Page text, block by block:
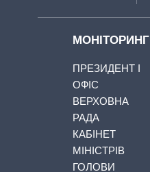
МОНІТОРИНГ
ПРЕЗИДЕНТ І
ОФІС
ВЕРХОВНА
РАДА
КАБІНЕТ
МІНІСТРІВ
ГОЛОВИ